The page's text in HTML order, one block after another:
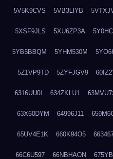
5V5K9CVS 5VB3LIYB
5XSF9JLS 5XU6ZP3A
5YB5BBQM 5YHM530M
5Z1VP9TD 5ZYFJGV9
6316UU0I 634ZKLU1
63X60DYM 64996J11
65UV4E1K 660K94O5
66C6U597 66NBHAON